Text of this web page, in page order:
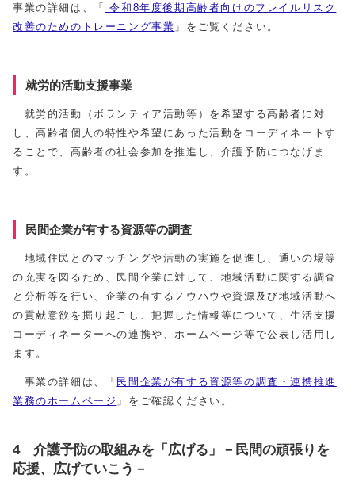
事業の詳細は、「
令和8年度後期⾼齢者向けのフレイルリスク
改善のためのトレーニング事業 」をご覧ください。
就労的活動支援事業
就労的活動（ボランティア活動等）を希望する高齢者に対
し、高齢者個人の特性や希望にあった活動をコーディネートす
ることで、高齢者の社会参加を推進し、介護予防につなげま
す。
民間企業が有する資源等の調査
地域住民とのマッチングや活動の実施を促進し、通いの場等
の充実を図るため、民間企業に対して、地域活動に関する調査
と分析等を行い、企業の有するノウハウや資源及び地域活動へ
の貢献意欲を掘り起こし、把握した情報等について、生活支援
コーディネーターへの連携や、ホームページ等で公表し活用し
ます。
事業の詳細は、「 民間企業が有する資源等の調査・連携推進
業務のホームページ 」をご確認ください。
4 介護予防の取組みを「広げる」－民間の頑張りを
応援、広げていこう－